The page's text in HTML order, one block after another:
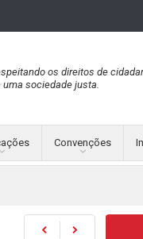
os direitos de
sociedade justa.
Convenções